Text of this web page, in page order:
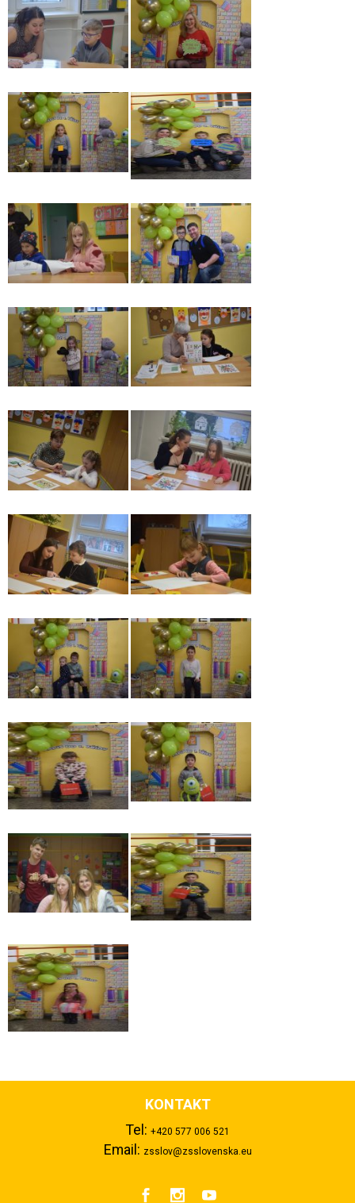
KONTAKT
Tel: +420 577 006 521
Email: zsslov@zsslovenska.eu
  